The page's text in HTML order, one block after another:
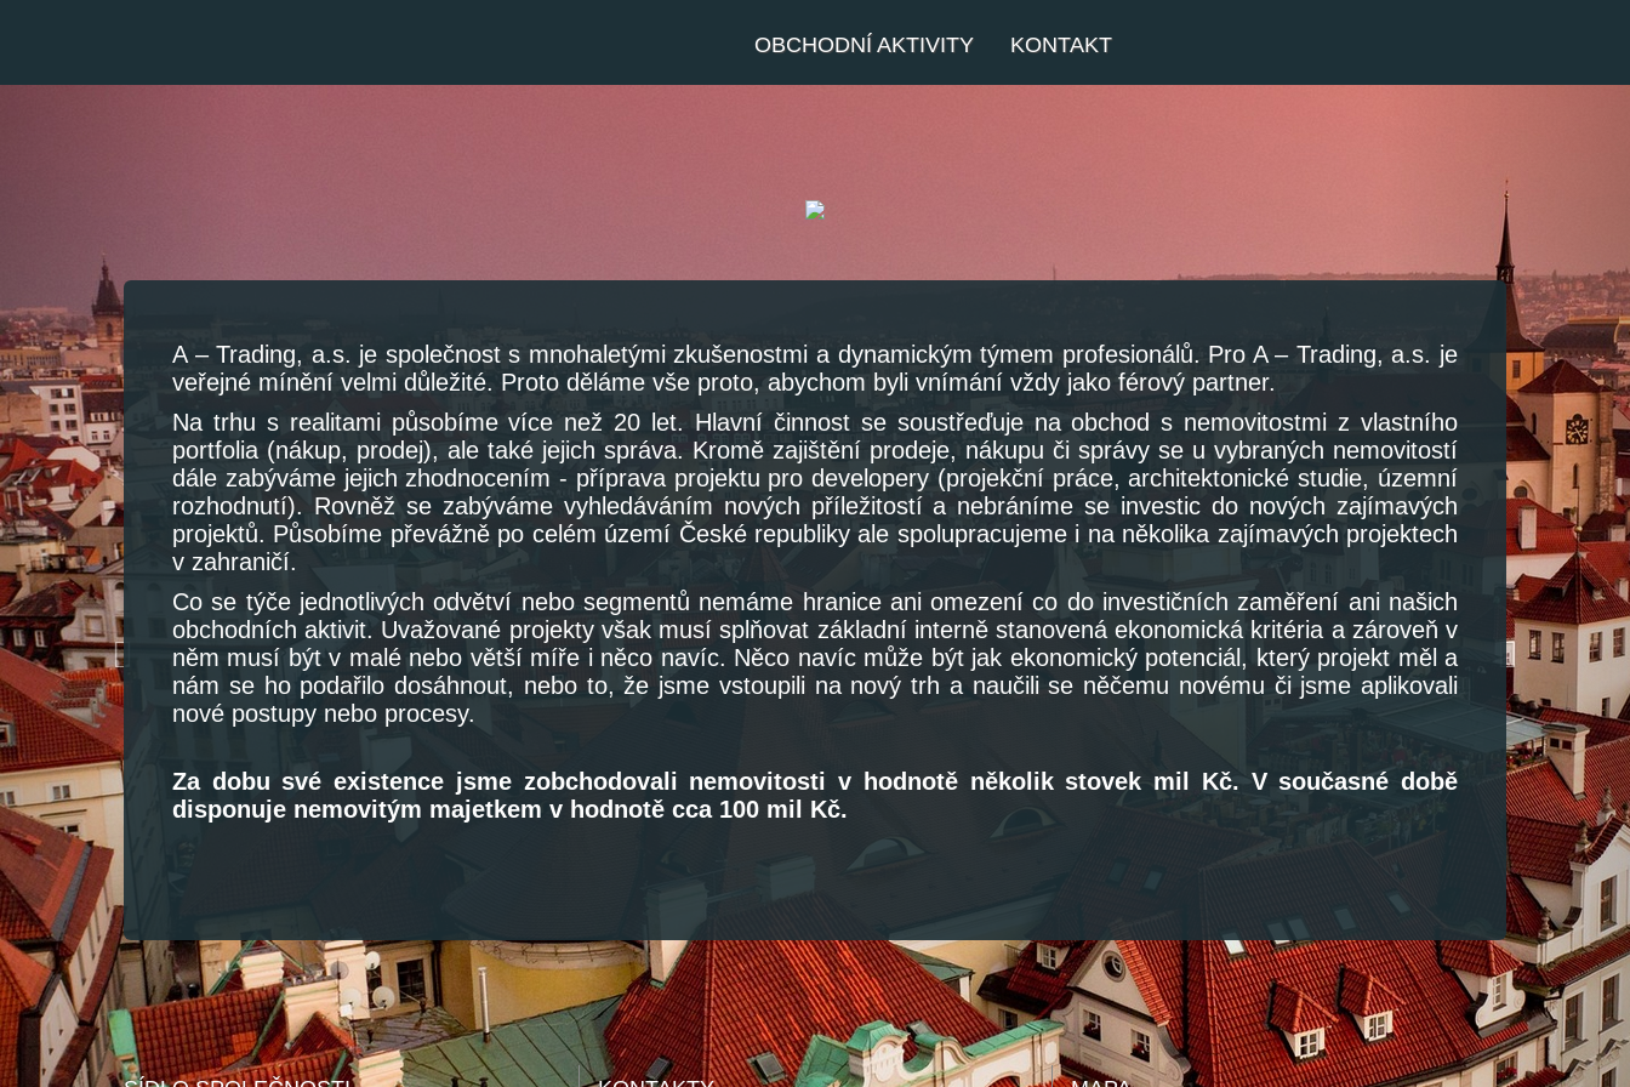
OBCHODNÍ AKTIVITY KONTAKT
A – Trading, a.s. je společnost s mnohaletými zkušenostmi a dynamickým týmem profesionálů. Pro A – Trading, a.s. je
veřejné mínění velmi důležité. Proto děláme vše proto, abychom byli vnímání vždy jako férový partner.
Na trhu s realitami působíme více než 20 let. Hlavní činnost se soustřeďuje na obchod s nemovitostmi z vlastního
portfolia (nákup, prodej), ale také jejich správa. Kromě zajištění prodeje, nákupu či správy se u vybraných nemovitostí
dále zabýváme jejich zhodnocením - příprava projektu pro developery (projekční práce, architektonické studie, územní
rozhodnutí). Rovněž se zabýváme vyhledáváním nových příležitostí a nebráníme se investic do nových zajímavých
projektů. Působíme převážně po celém území České republiky ale spolupracujeme i na několika zajímavých projektech
v zahraničí.
Co se týče jednotlivých odvětví nebo segmentů nemáme hranice ani omezení co do investičních zaměření ani našich
obchodních aktivit. Uvažované projekty však musí splňovat základní interně stanovená ekonomická kritéria a zároveň v
něm musí být v malé nebo větší míře i něco navíc. Něco navíc může být jak ekonomický potenciál, který projekt měl a
nám se ho podařilo dosáhnout, nebo to, že jsme vstoupili na nový trh a naučili se něčemu novému či jsme aplikovali
nové postupy nebo procesy.
Za dobu své existence jsme zobchodovali nemovitosti v hodnotě několik stovek mil Kč. V současné době
disponuje nemovitým majetkem v hodnotě cca 100 mil Kč.